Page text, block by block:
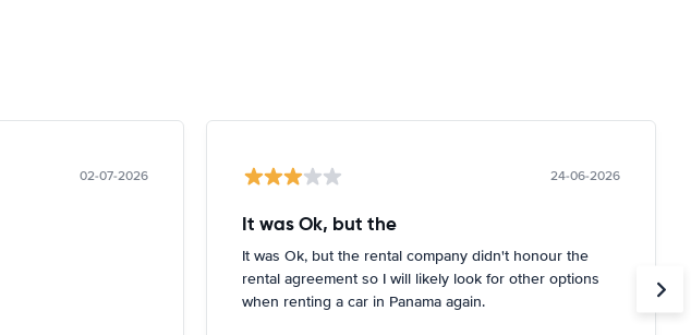
02-07-2026 24-06-2026
It was Ok, but the
It was Ok, but the rental company didn't honour the
rental agreement so I will likely look for other options
when renting a car in Panama again.